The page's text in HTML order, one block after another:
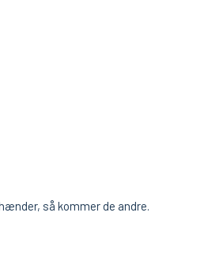
så kommer de andre.